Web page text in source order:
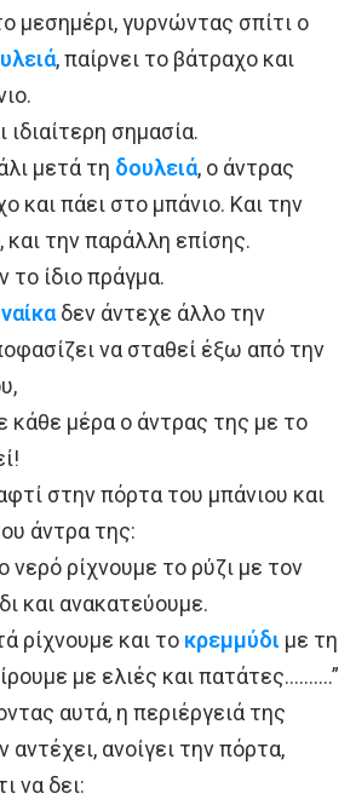
μεσημέρι, γυρνώντας σπίτι ο
, παίρνει το βάτραχο και
ιδιαίτερη σημασία.
μετά τη δουλειά, ο άντρας
και πάει στο μπάνιο. Και την
και την παράλλη επίσης.
το ίδιο πράγμα.
δεν άντεχε άλλο την
να σταθεί έξω από την
κάθε μέρα ο άντρας της με το
στην πόρτα του μπάνιου και
άντρα της:
νερό ρίχνουμε το ρύζι με τον
και ανακατεύουμε.
ρίχνουμε και το κρεμμύδι με τη
με ελιές και πατάτες……….”
αυτά, η περιέργειά της
αντέχει, ανοίγει την πόρτα,
να δει: